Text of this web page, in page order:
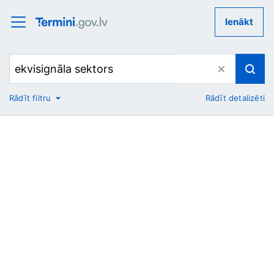
Ienākt
No
Rādīt filtru Rādīt detalizēti